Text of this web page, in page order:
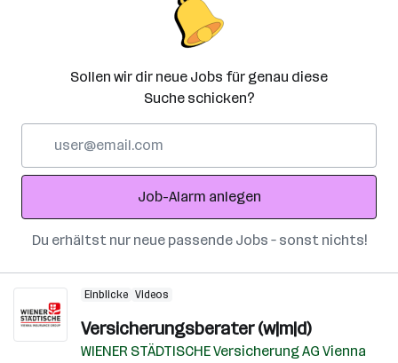
Sollen wir dir neue Jobs für genau diese
Suche schicken?
Adresse
Job-Alarm anlegen
Du erhältst nur neue passende Jobs – sonst nichts!
Einblicke Videos
Versicherungsberater (w|m|d)
WIENER STÄDTISCHE Versicherung AG Vienna